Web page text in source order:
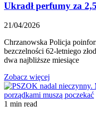
Ukradł perfumy za
21/04/2026
Chrzanowska Policja
bezczelności 62-letniego
dwa najbliższe miesiące
Zobacz więcej
1 min read